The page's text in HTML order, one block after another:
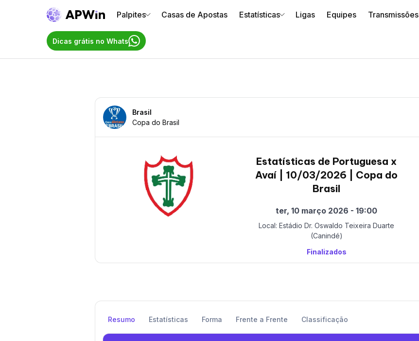
Palpites Casas de Apostas Estatísticas Ligas Equipes Transmissões
Dicas grátis no Whats
Brasil
Copa do Brasil
Estatísticas de Portuguesa x
Avaí | 10/03/2026 | Copa do
Brasil
ter, 10 março 2026 - 19:00
Local: Estádio Dr. Oswaldo Teixeira Duarte
(Canindé)
Finalizados
Resumo Estatísticas Forma Frente a Frente Classificação